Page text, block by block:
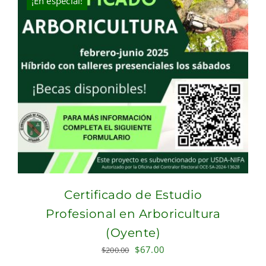
Certificado de Estudio
Profesional en Arboricultura
(Oyente)
$200.00 Original
$67.00